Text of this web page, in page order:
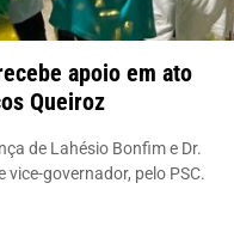
apoio em ato
Queiroz
de Lahésio Bonfim e Dr.
governador, pelo PSC.